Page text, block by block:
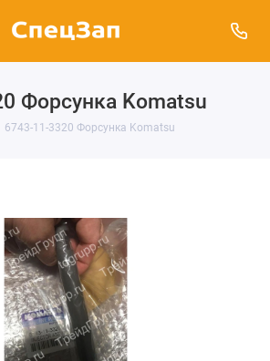
Форсунка Komatsu
6743-11-3320 Форсунка Komatsu